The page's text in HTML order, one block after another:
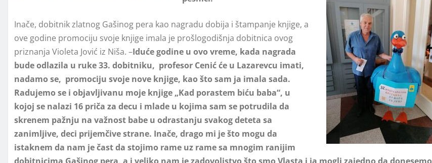
Inače, dobitnik zlatnog Gašinog pera kao nagradu dobija i štampanje knjige, a
ove godine promociju svoje knjige imala je prošlogodišnja dobitnica ovog
priznanja Violeta Jović iz Niša. –Iduće godine u ovo vreme, kada nagrada
bude odlazila u ruke 33. dobitniku, profesor Cenić će u Lazarevcu imati,
nadamo se, promociju svoje nove knjige, kao što sam ja imala sada.
Radujemo se i objavljivanu moje knjige „Kad porastem biću baba“, u
kojoj se nalazi 16 priča za decu i mlade u kojima sam se potrudila da
skrenem pažnju na važnost babe u odrastanju svakog deteta sa
zanimljive, deci prijemčive strane. Inače, drago mi je što mogu da
istaknem da nam je čast da stojimo rame uz rame sa mnogim ranijim